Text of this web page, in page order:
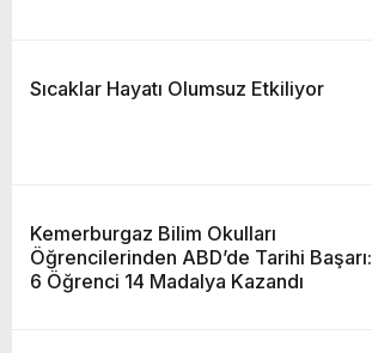
Sıcaklar Hayatı Olumsuz Etkiliyor
Kemerburgaz Bilim Okulları
Öğrencilerinden ABD’de Tarihi Başarı:
6 Öğrenci 14 Madalya Kazandı